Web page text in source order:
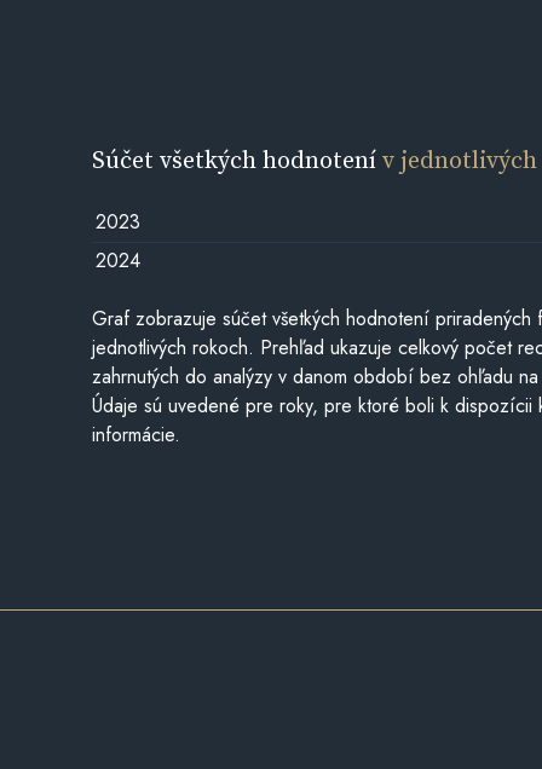
Súčet všetkých hodnotenív
2023
2024
Graf zobrazuje súčet všetkých hodnotení priradených
jednotlivých rokoch. Prehľad ukazuje celkový počet
zahrnutých do analýzy v danom období bez ohľadu
Údaje sú uvedené pre roky, pre ktoré boli k dispozícii
informácie.